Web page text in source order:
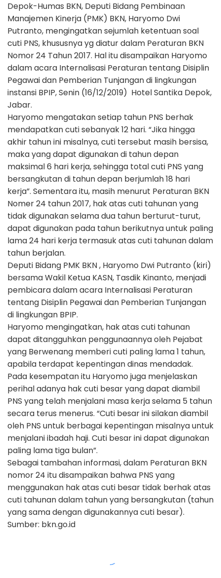
Depok-Humas BKN, Deputi Bidang Pembinaan
Manajemen Kinerja (PMK) BKN, Haryomo Dwi
Putranto, mengingatkan sejumlah ketentuan soal
cuti PNS, khususnya yg diatur dalam Peraturan BKN
Nomor 24 Tahun 2017. Hal itu disampaikan Haryomo
dalam acara Internalisasi Peraturan tentang Disiplin
Pegawai dan Pemberian Tunjangan di lingkungan
instansi BPIP, Senin (16/12/2019) Hotel Santika Depok,
Jabar.
Haryomo mengatakan setiap tahun PNS berhak
mendapatkan cuti sebanyak 12 hari. “Jika hingga
akhir tahun ini misalnya, cuti tersebut masih bersisa,
maka yang dapat digunakan di tahun depan
maksimal 6 hari kerja, sehingga total cuti PNS yang
bersangkutan di tahun depan berjumlah 18 hari
kerja”. Sementara itu, masih menurut Peraturan BKN
Nomer 24 tahun 2017, hak atas cuti tahunan yang
tidak digunakan selama dua tahun berturut-turut,
dapat digunakan pada tahun berikutnya untuk paling
lama 24 hari kerja termasuk atas cuti tahunan dalam
tahun berjalan.
Deputi Bidang PMK BKN , Haryomo Dwi Putranto (kiri)
bersama Wakil Ketua KASN, Tasdik Kinanto, menjadi
pembicara dalam acara Internalisasi Peraturan
tentang Disiplin Pegawai dan Pemberian Tunjangan
di lingkungan BPIP.
Haryomo mengingatkan, hak atas cuti tahunan
dapat ditangguhkan penggunaannya oleh Pejabat
yang Berwenang memberi cuti paling lama 1 tahun,
apabila terdapat kepentingan dinas mendadak.
Pada kesempatan itu Haryomo juga menjelaskan
perihal adanya hak cuti besar yang dapat diambil
PNS yang telah menjalani masa kerja selama 5 tahun
secara terus menerus. “Cuti besar ini silakan diambil
oleh PNS untuk berbagai kepentingan misalnya untuk
menjalani ibadah haji. Cuti besar ini dapat digunakan
paling lama tiga bulan”.
Sebagai tambahan informasi, dalam Peraturan BKN
nomor 24 itu disampaikan bahwa PNS yang
menggunakan hak atas cuti besar tidak berhak atas
cuti tahunan dalam tahun yang bersangkutan (tahun
yang sama dengan digunakannya cuti besar).
Sumber: bkn.go.id